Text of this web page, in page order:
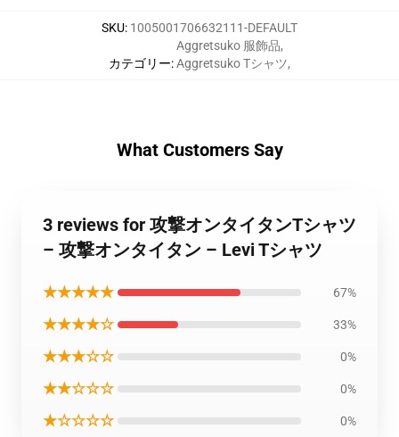
SKU: 1005001706632111-DEFAULT
カテゴリー:
Aggretsuko 服飾品,
Aggretsuko Tシャツ,
What Customers Say
3 reviews for 攻撃オンタイタンTシャツ
– 攻撃オンタイタン – Levi Tシャツ
★★★★★ 67%
★★★★☆ 33%
★★★☆☆ 0%
★★☆☆☆ 0%
★☆☆☆☆ 0%